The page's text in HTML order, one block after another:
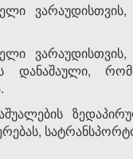
დანაშაული,